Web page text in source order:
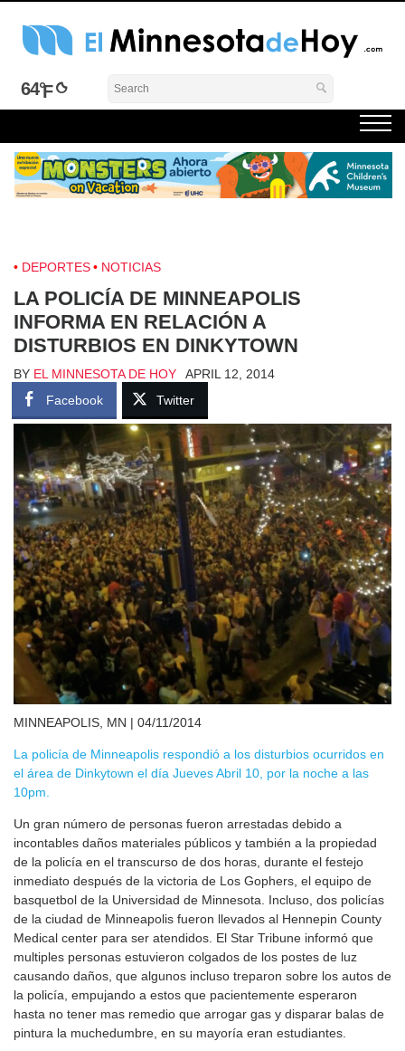
Skip
El Minnesota de Hoy Noticias
Latino Noticias Minnesota News
64°
DEPORTES NOTICIAS
LA POLICÍA DE MINNEAPOLIS
INFORMA EN RELACIÓN A
DISTURBIOS EN DINKYTOWN
BY EL MINNESOTA DE HOY
APRIL 12, 2014
Facebook
Twitter
MINNEAPOLIS, MN | 04/11/2014
La policía de Minneapolis respondió a los disturbios ocurridos en
el área de Dinkytown el día Jueves Abril 10, por la noche a las
10pm.
Un gran número de personas fueron arrestadas debido a
incontables daños materiales públicos y también a la propiedad
de la policía en el transcurso de dos horas, durante el festejo
inmediato después de la victoria de Los Gophers, el equipo de
basquetbol de la Universidad de Minnesota. Incluso, dos policías
de la ciudad de Minneapolis fueron llevados al Hennepin County
Medical center para ser atendidos. El Star Tribune informó que
multiples personas estuvieron colgados de los postes de luz
causando daños, que algunos incluso treparon sobre los autos de
la policía, empujando a estos que pacientemente esperaron
hasta no tener mas remedio que arrogar gas y disparar balas de
pintura la muchedumbre, en su mayoría eran estudiantes.